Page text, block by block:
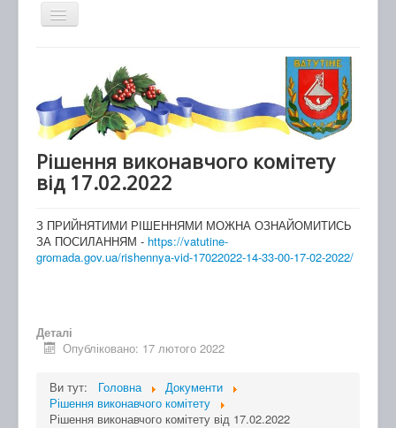
Новини
Документи
Виконавчий комітет
Рішення виконавчого комітету
від 17.02.2022
З ПРИЙНЯТИМИ РІШЕННЯМИ МОЖНА ОЗНАЙОМИТИСЬ
ЗА ПОСИЛАННЯМ - https://vatutine-
gromada.gov.ua/rishennya-vid-17022022-14-33-00-17-02-2022/
Деталі
Опубліковано: 17 лютого 2022
Ви тут: Головна
Документи
Рішення виконавчого комітету
Рішення виконавчого комітету від 17.02.2022